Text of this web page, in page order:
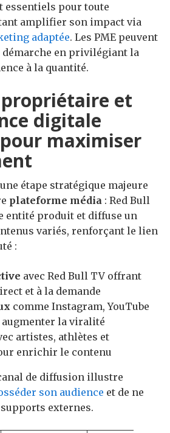
essentiels pour toute
amplifier son impact via
adaptée. Les PME peuvent
démarche en privilégiant la
à la quantité.
et
digitale
maximiser
étape stratégique majeure
plateforme média : Red Bull
entité produit et diffuse un
variés, renforçant le lien
:
avec Red Bull TV offrant
et à la demande
comme Instagram, YouTube
la viralité
artistes, athlètes et
enrichir le contenu
de diffusion illustre
son audience et de ne
externes.